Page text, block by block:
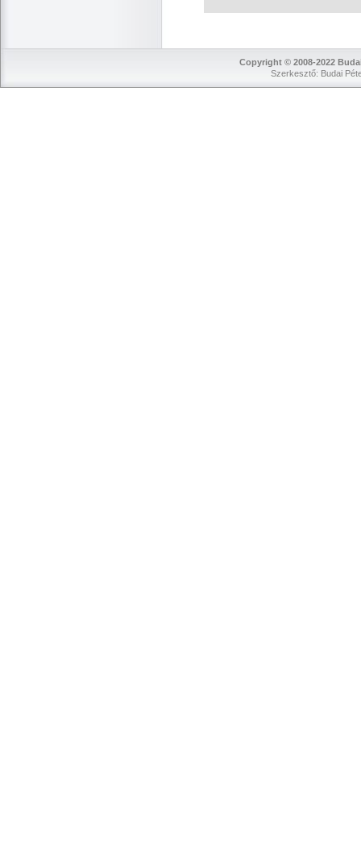
Copyright © 2008-2022
Szerkesztő: Budai